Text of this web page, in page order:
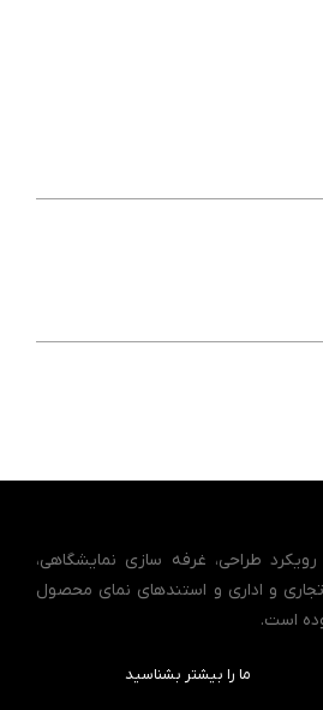
طراحی، غرفه سازی نمایشگاهی،
و اداری و استندهای نمای محصول
ما را بیشتر بشناسید